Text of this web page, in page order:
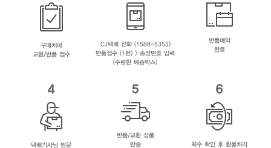
구매처에
교환/반품 접수
CJ택배 전화 (1588-5353)
반품접수 (1번) > 송장번호 입력
(수령한 배송박스)
반품예약
완료
4
택배기사님 방문
5
반품/교환 상품
반송
6
회수 확인 후 환불처리